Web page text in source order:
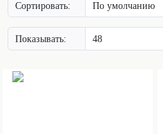
Сортировать:
Показывать: